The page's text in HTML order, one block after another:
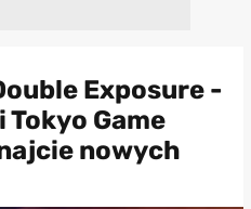
Exposure -
Game
nowych